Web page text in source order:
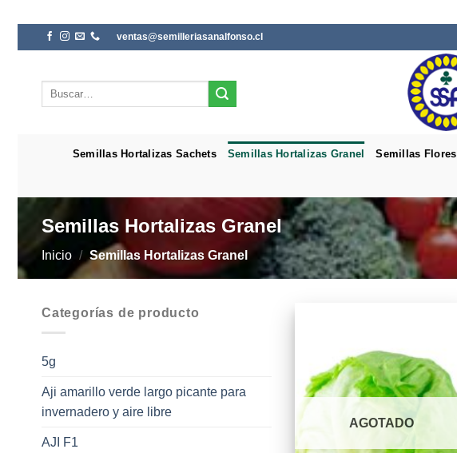
Saltar
al
ventas@semilleriasanalfonso.cl
Buscar
Semillas Hortalizas Sachets Semillas Hortalizas Granel Semillas Flores
Semillas Hortalizas Granel
Inicio / Semillas Hortalizas Granel
Categorías de producto
5g
Aji amarillo verde largo picante para
invernadero y aire libre
AJI F1
AGOTADO